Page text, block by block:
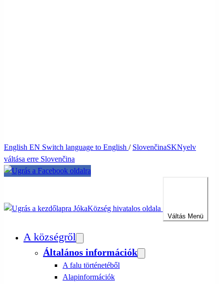
English EN Switch language to English / SlovenčinaSKNyelv
váltása erre Slovenčina
JókaKözség hivatalos oldala
Váltás Menü
A községről
Általános információk
A falu történetéből
Alapinformációk